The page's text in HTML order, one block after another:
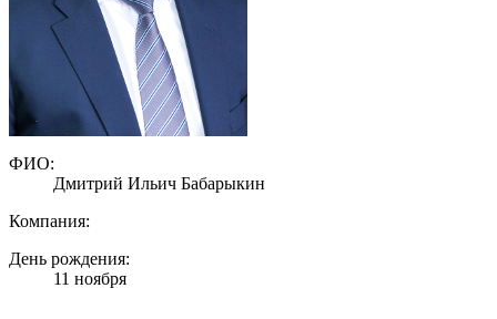
ФИО:
Дмитрий Ильич Бабарыкин
Компания:
День рождения:
11 ноября